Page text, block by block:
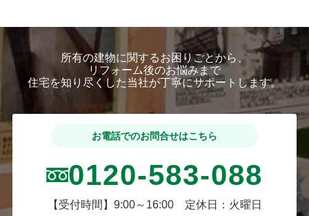
所有の建物に関するお困りごとから、
リフォーム後のお悩みまで
住宅を知り尽くした当社が丁寧にサポートします。
お電話でのお問合せはこちら
0120-583-088
【受付時間】9:00～16:00 定休日：火曜日